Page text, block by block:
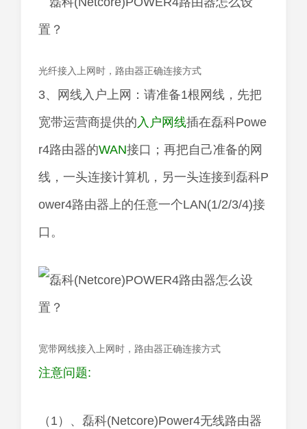
光纤接入上网时，路由器正确连接方式
3、网线入户上网：请准备1根网线，先把
宽带运营商提供的入户网线插在磊科Powe
r4路由器的WAN接口；再把自己准备的网
线，一头连接计算机，另一头连接到磊科P
ower4路由器上的任意一个LAN(1/2/3/4)接
口。
宽带网线接入上网时，路由器正确连接方式
注意问题:
（1）、磊科(Netcore)Power4无线路由器